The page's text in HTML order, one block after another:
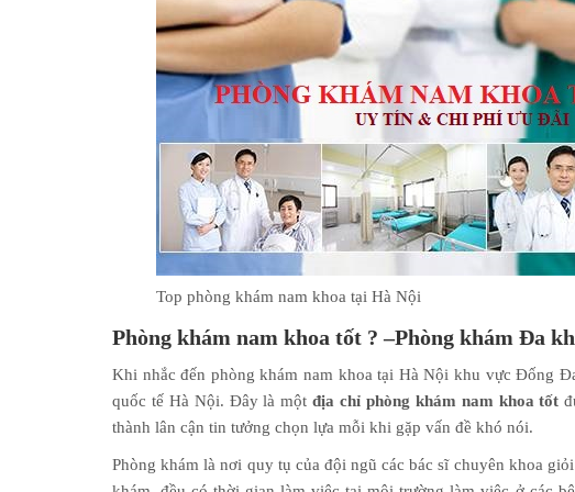
Top phòng khám nam khoa tại Hà Nội
Phòng khám nam khoa tốt ? –Phòng khám Đa
Khi nhắc đến phòng khám nam khoa tại Hà Nội khu vực Đống
quốc tế Hà Nội. Đây là mộtđịa chỉ phòng khám nam khoa tốt
thành lân cận tin tưởng chọn lựa mỗi khi gặp vấn đề khó nói.
Phòng khám là nơi quy tụ của đội ngũ các bác sĩ chuyên khoa